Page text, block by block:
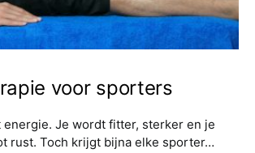
voor sporters
energie. Je wordt fitter, sterker en je
rust. Toch krijgt bijna elke sporter…